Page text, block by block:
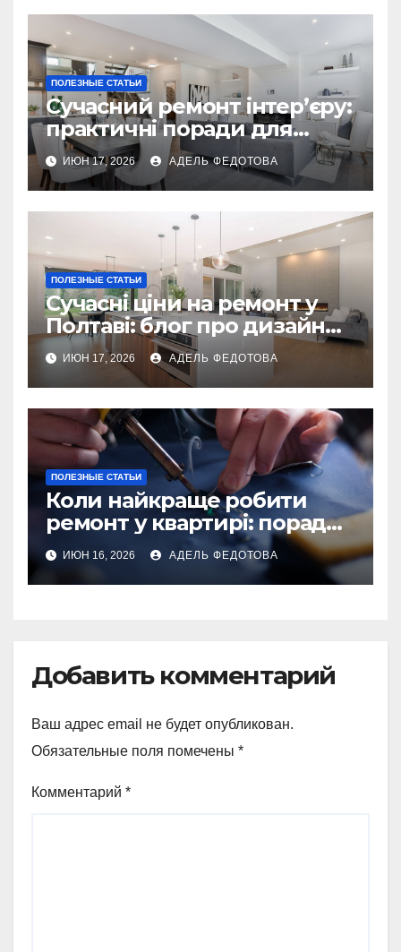
ПОЛЕЗНЫЕ СТАТЬИ
Сучасний ремонт інтер’єру:
практичні поради для
українських власників
ИЮН 17, 2026 АДЕЛЬ ФЕДОТОВА
ПОЛЕЗНЫЕ СТАТЬИ
Сучасні ціни на ремонт у
Полтаві: блог про дизайн
інтер\’єру
ИЮН 17, 2026 АДЕЛЬ ФЕДОТОВА
ПОЛЕЗНЫЕ СТАТЬИ
Коли найкраще робити
ремонт у квартирі: поради
та особливості 2026
ИЮН 16, 2026 АДЕЛЬ ФЕДОТОВА
Добавить комментарий
Ваш адрес email не будет опубликован.
Обязательные поля помечены *
Комментарий *